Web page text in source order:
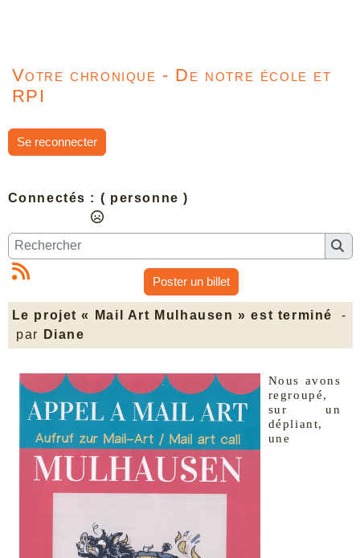
Votre chronique - De notre école et
RPI
Se reconnecter
Connectés : ( personne )
Poster un billet
Le projet « Mail Art Mulhausen » est terminé
-
par
Diane
Nous avons
regroupé,
sur un
dépliant,
une